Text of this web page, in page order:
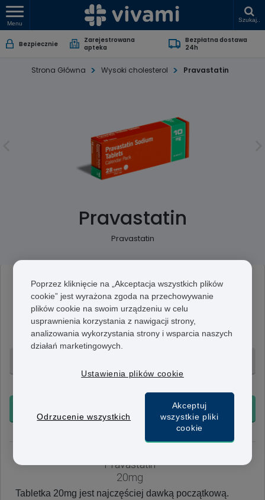
Menu
Szukaj..
Bezpiecznie
Zarejestrowana
apteka
Bezpłatna dostawa
24h
Strona Główna Wysoki cholesterol Pravastatin
Pravastatin
Pravastatin
Pravastatin
10mg
Tabletka 10mg może być przepisana osobom, u których
jest wysokie ryzyko wystąpienia efektów ubocznych.
Pravastatin
20mg
Tabletka 20mg jest najczęściej dawką początkową.
Poprzez kliknięcie na „Akceptacja wszystkich plików
cookie” jest wyrażona zgoda na przechowywanie
plików cookie na swoim urządzeniu w celu
usprawnienia korzystania z nawigacji strony,
analizowania wykorzystania strony i wsparcia naszych
działań marketingowych.
Ustawienia plików cookie
Odrzucenie wszystkich
Akceptuj
wszystkie pliki
cookie